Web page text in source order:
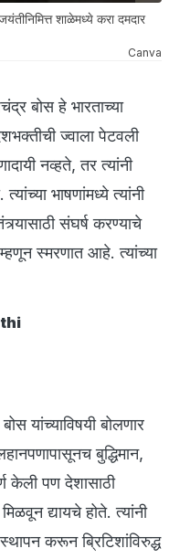
शाळेमध्ये करा दमदार
Canva
बोस हे भारताच्या
ज्वाला पेटवली
नव्हते, तर त्यांनी
भाषणांमध्ये त्यांनी
संघर्ष करण्याचे
स्मरणात आहे. त्यांच्या
यांच्याविषयी बोलणार
बुद्धिमान,
केली पण देशासाठी
द्यायचे होते. त्यांनी
करून ब्रिटिशांविरुद्ध